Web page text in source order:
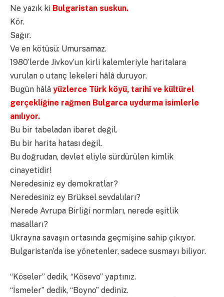
Ne yazık ki Bulgaristan suskun.
Kör.
Sağır.
Ve en kötüsü: Umursamaz.
1980’lerde Jivkov’un kirli kalemleriyle haritalara
vurulan o utanç lekeleri hâlâ duruyor.
Bugün hâlâ yüzlerce Türk köyü, tarihî ve kültürel
gerçekliğine rağmen Bulgarca uydurma isimlerle
anılıyor.
Bu bir tabeladan ibaret değil.
Bu bir harita hatası değil.
Bu doğrudan, devlet eliyle sürdürülen kimlik
cinayetidir!
Neredesiniz ey demokratlar?
Neredesiniz ey Brüksel sevdalıları?
Nerede Avrupa Birliği normları, nerede eşitlik
masalları?
Ukrayna savaşın ortasında geçmişine sahip çıkıyor.
Bulgaristan’da ise yönetenler, sadece susmayı biliyor.
“Köseler” dedik, “Kösevo” yaptınız.
“İsmeler” dedik, “Boyno” dediniz.